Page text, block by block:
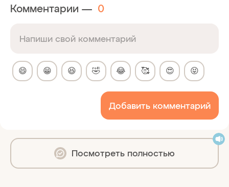
Комментарии — 0
😄 😁 😆 🤣 😂 🥰 😍 😝
Добавить комментарий
Посмотреть полностью